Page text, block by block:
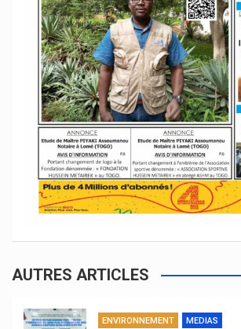
AUTRES ARTICLES
ENVIRONNEMENT MEDIAS